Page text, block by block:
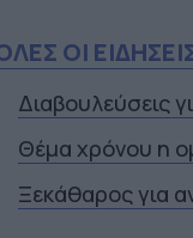
ΟΙ
Διαβουλεύσεις
Θέμα χρόνου η
Ξεκάθαρος για